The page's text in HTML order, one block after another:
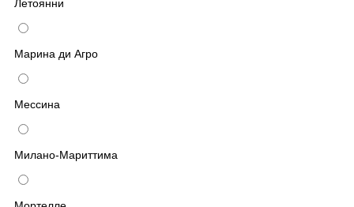
Летоянни
Марина ди Агро
Мессина
Милано-Мариттима